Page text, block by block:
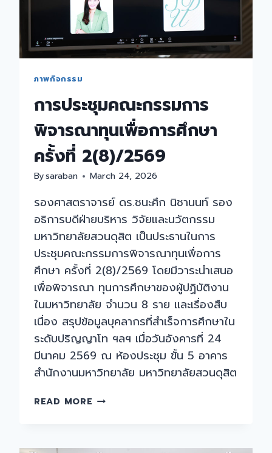
ภาพกิจกรรม
การประชุมคณะกรรมการ
พิจารณาทุนเพื่อการศึกษา
ครั้งที่ 2(8)/2569
Bysaraban March 24, 2026
รองศาสตราจารย์ ดร.ชนะศึก นิชานนท์ รอง
อธิการบดีฝ่ายบริหาร วิจัยและนวัตกรรม
มหาวิทยาลัยสวนดุสิต เป็นประธานในการ
ประชุมคณะกรรมการพิจารณาทุนเพื่อการ
ศึกษา ครั้งที่ 2(8)/2569 โดยมีวาระนำเสนอ
เพื่อพิจารณา ทุนการศึกษาของผู้ปฏิบัติงาน
ในมหาวิทยาลัย จำนวน 8 ราย และเรื่องสืบ
เนื่อง สรุปข้อมูลบุคลากรที่สำเร็จการศึกษาใน
ระดับปริญญาโท ฯลฯ เมื่อวันอังคารที่ 24
มีนาคม 2569 ณ ห้องประชุม ขั้น 5 อาคาร
สำนักงานมหาวิทยาลัย มหาวิทยาลัยสวนดุสิต
READ MORE การ